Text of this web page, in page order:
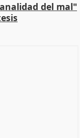
del mal"